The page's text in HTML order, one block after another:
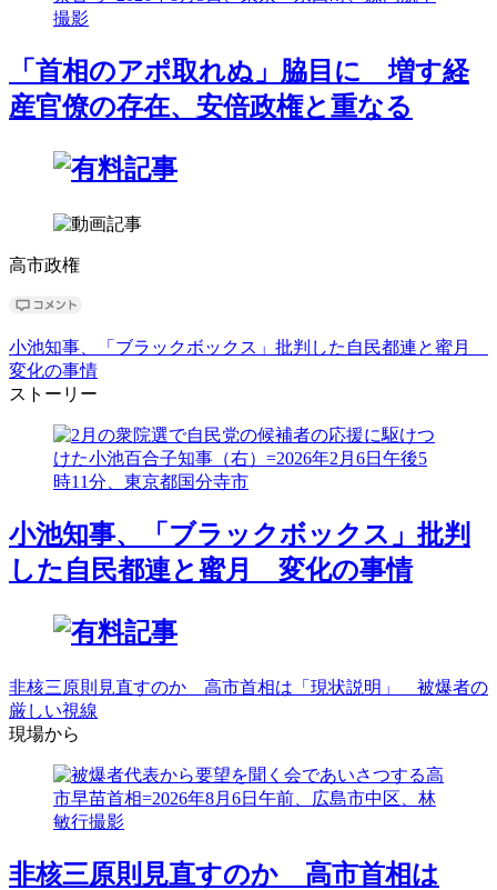
「首相のアポ取れぬ」脇目に 増す経
産官僚の存在、安倍政権と重なる
高市政権
小池知事、「ブラックボックス」批判した自民都連と蜜月
変化の事情
ストーリー
小池知事、「ブラックボックス」批判
した自民都連と蜜月 変化の事情
非核三原則見直すのか 高市首相は「現状説明」 被爆者の
厳しい視線
現場から
非核三原則見直すのか 高市首相は